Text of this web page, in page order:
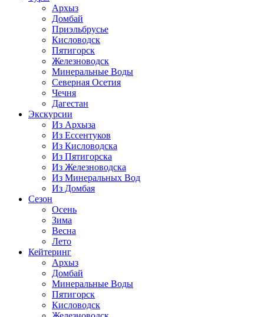
Архыз
Домбай
Приэльбрусье
Кисловодск
Пятигорск
Железноводск
Минеральные Воды
Северная Осетия
Чечня
Дагестан
Экскурсии
Из Архыза
Из Ессентуков
Из Кисловодска
Из Пятигорска
Из Железноводска
Из Минеральных Вод
Из Домбая
Сезон
Осень
Зима
Весна
Лето
Кейтеринг
Архыз
Домбай
Минеральные Воды
Пятигорск
Кисловодск